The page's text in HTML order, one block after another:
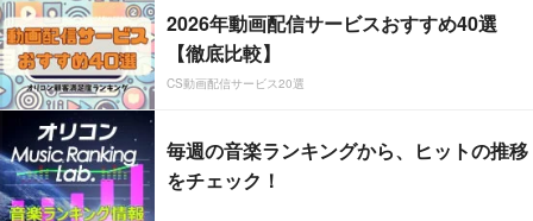
2026年動画配信サービスおすすめ40選
【徹底比較】
CS動画配信サービス20選
毎週の音楽ランキングから、ヒットの推移
をチェック！